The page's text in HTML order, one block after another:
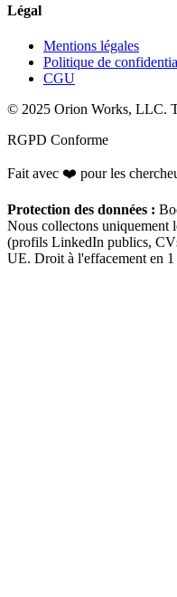
Légal
Mentions légales
Politique de
CGU
© 2025 Orion Works, LLC.
RGPD Conforme
Fait avec ❤️ pour les
Protection des données :
Nous collectons uniquement
(profils LinkedIn publics,
UE. Droit à l'effacement en